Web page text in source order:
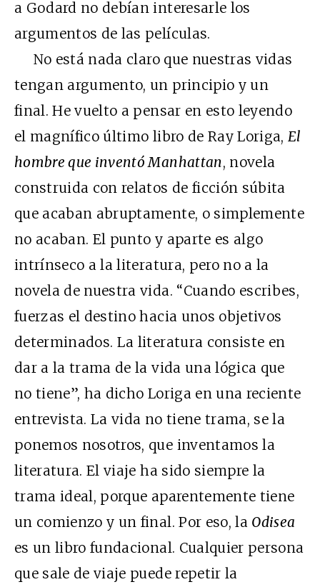
a Godard no debían interesarle los
argumentos de las películas.
No está nada claro que nuestras vidas
tengan argumento, un principio y un
final. He vuelto a pensar en esto leyendo
el magnífico último libro de Ray Loriga,El
hombre que inventó Manhattan, novela
construida con relatos de ficción súbita
que acaban abruptamente, o simplemente
no acaban. El punto y aparte es algo
intrínseco a la literatura, pero no a la
novela de nuestra vida. “Cuando escribes,
fuerzas el destino hacia unos objetivos
determinados. La literatura consiste en
dar a la trama de la vida una lógica que
no tiene”, ha dicho Loriga en una reciente
entrevista. La vida no tiene trama, se la
ponemos nosotros, que inventamos la
literatura. El viaje ha sido siempre la
trama ideal, porque aparentemente tiene
un comienzo y un final. Por eso, la Odisea
es un libro fundacional. Cualquier persona
que sale de viaje puede repetir la